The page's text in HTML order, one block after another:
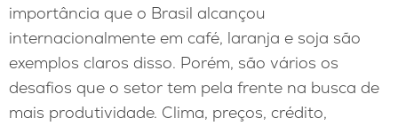
importância que o Brasil alcançou
internacionalmente em café, laranja e soja são
exemplos claros disso. Porém, são vários os
desafios que o setor tem pela frente na busca de
mais produtividade. Clima, preços, crédito,